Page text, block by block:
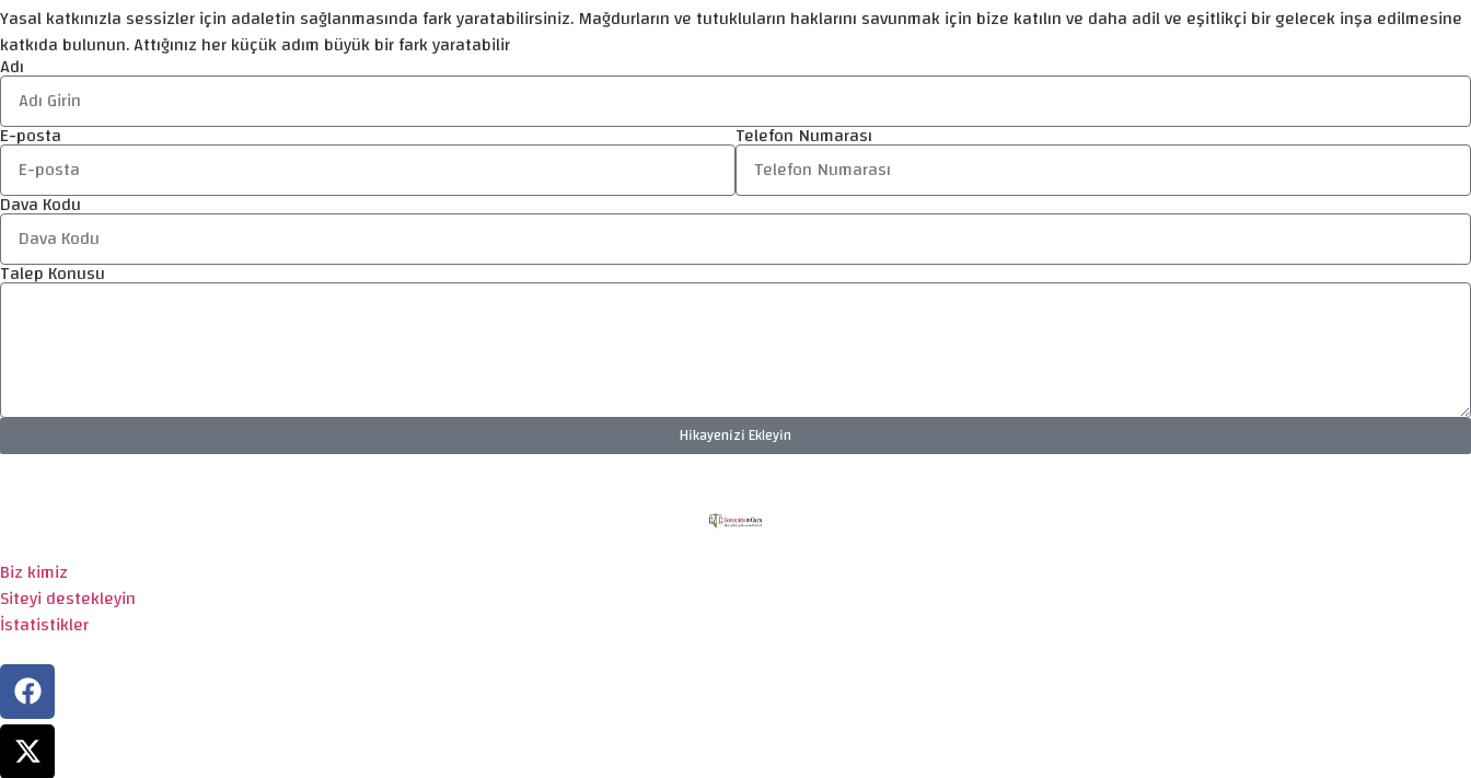
Yasal katkınızla sessizler için adaletin sağlanmasında fark yaratabilirsiniz. Mağdurların ve tutukluların haklarını savunmak için bize katılın ve daha adil ve eşitlikçi bir gelecek inşa edilmesine
katkıda bulunun. Attığınız her küçük adım büyük bir fark yaratabilir
Adı
E-posta Telefon Numarası
Dava Kodu
Talep Konusu
Hikayenizi Ekleyin
Biz kimiz
Siteyi destekleyin
İstatistikler